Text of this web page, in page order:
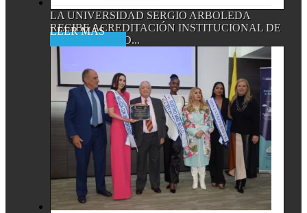
LA UNIVERSIDAD SERGIO ARBOLEDA
RECIBE ACREDITACIÓN INSTITUCIONAL DE
ALTA CALIDAD...